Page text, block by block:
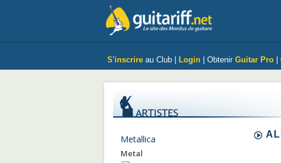
S'inscrire au Club | Login | Obtenir Guitar Pro
Metallica
Metal